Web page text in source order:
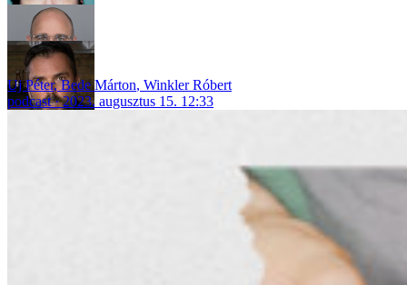
Uj Péter,Bede Márton, Winkler Róbert
podcast
2023. augusztus 15. 12:33